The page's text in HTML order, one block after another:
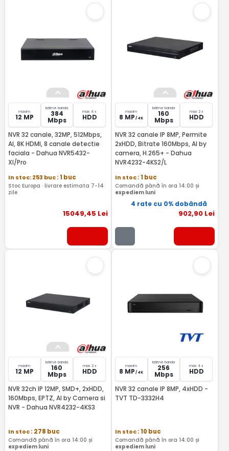
maxim
12 MP
latime banda
384
Mbps
max 4 x
HDD
NVR 32 canale, 32MP, 512Mbps,
AI, 8K HDMI, 8 canale detectie
faciala - Dahua NVR5432-
XI/Pro
In stoc: 253 buc: 1 buc
Stoc Europa · livrare estimata 7-14
zile
15049,45 Lei
maxim
8 MP / 4K
latime banda
160
Mbps
max 2 x
HDD
NVR 32 canale IP 8MP, Permite
2xHDD, Bitrate 160Mbps, AI by
camera, H.265+ - Dahua
NVR4232-4KS2/L
In stoc: 1 buc
Comandă până în ora 14:00 și
expediem luni
4 rate cu 0% dobândă
902,90 Lei
maxim
12 MP
latime banda
160
Mbps
max 2 x
HDD
NVR 32ch IP 12MP, SMD+, 2xHDD,
160Mbps, EPTZ, AI by Camera si
NVR - Dahua NVR4232-4KS3
In stoc: 278 buc
Comandă până în ora 14:00 și
expediem luni
maxim
8 MP / 4K
latime banda
256
Mbps
max 4 x
HDD
NVR 32 canale IP 8MP, 4xHDD -
TVT TD-3332H4
In stoc: 10 buc
Comandă până în ora 14:00 și
expediem luni